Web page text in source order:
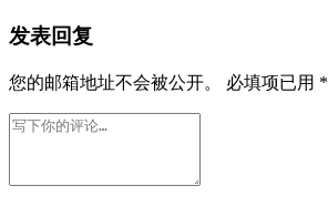
发表回复
您的邮箱地址不会被公开。 必填项已用 *